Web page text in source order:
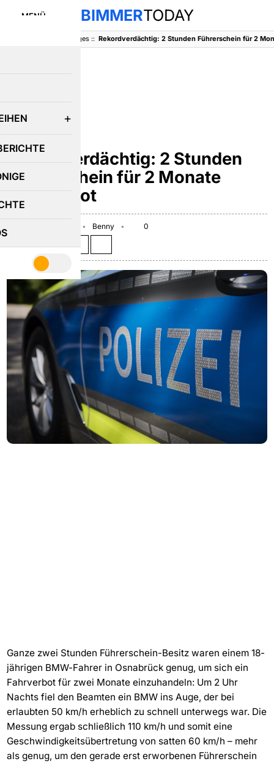
MENÜ BIMMERTODAY
Sonstiges::
Rekordverdächtig: 2 Stunden
Führerschein für 2 Monate
Fahrverbot
Benny
0
Ganze zwei Stunden Führerschein-Besitz waren einem 18-
jährigen BMW-Fahrer in Osnabrück genug, um sich ein
Fahrverbot für zwei Monate einzuhandeln: Um 2 Uhr
Nachts fiel den Beamten ein BMW ins Auge, der bei
erlaubten 50 km/h erheblich zu schnell unterwegs war. Die
Messung ergab schließlich 110 km/h und somit eine
Geschwindigkeitsübertretung von satten 60 km/h – mehr
als genug, um den gerade erst erworbenen Führerschein